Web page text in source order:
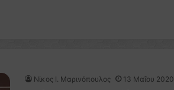
Nίκος Ι. Mαρινόπουλος 13 Μαΐου 2020